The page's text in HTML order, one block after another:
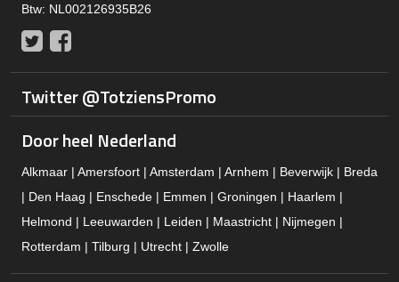
Btw: NL002126935B26
Twitter
Twitter @TotziensPromo
Door heel Nederland
Alkmaar | Amersfoort | Amsterdam | Arnhem | Beverwijk | Breda
| Den Haag | Enschede | Emmen | Groningen | Haarlem |
Helmond | Leeuwarden | Leiden | Maastricht | Nijmegen |
Rotterdam | Tilburg | Utrecht | Zwolle